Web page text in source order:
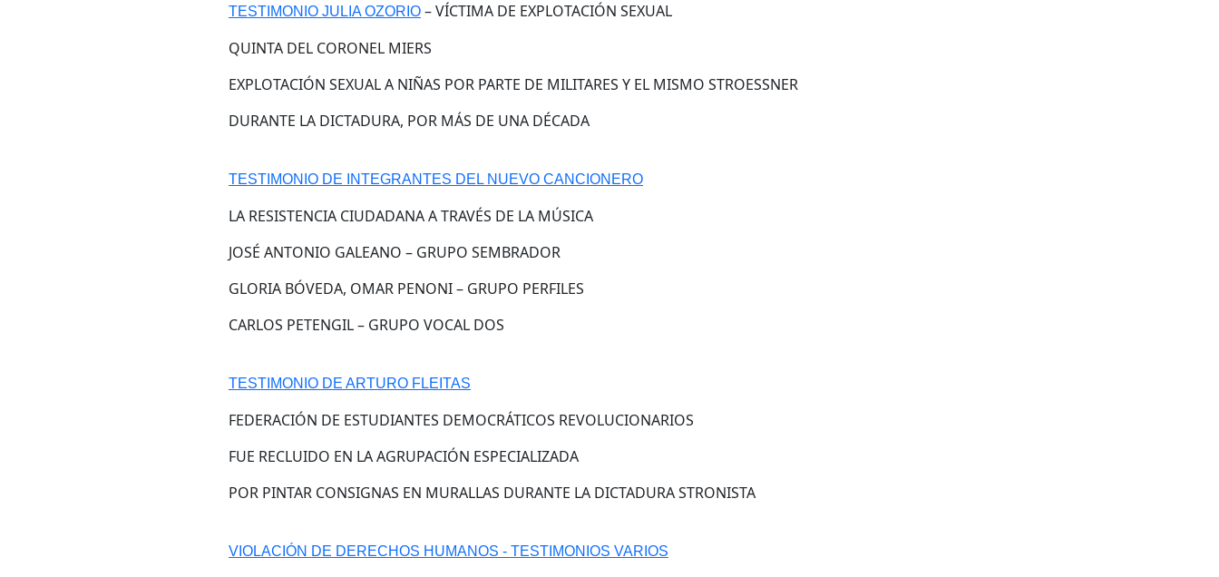
TESTIMONIO JULIA OZORIO – VÍCTIMA DE EXPLOTACIÓN SEXUAL
QUINTA DEL CORONEL MIERS
EXPLOTACIÓN SEXUAL A NIÑAS POR PARTE DE MILITARES Y EL MISMO STROESSNER
DURANTE LA DICTADURA, POR MÁS DE UNA DÉCADA
TESTIMONIO DE INTEGRANTES DEL NUEVO CANCIONERO
LA RESISTENCIA CIUDADANA A TRAVÉS DE LA MÚSICA
JOSÉ ANTONIO GALEANO – GRUPO SEMBRADOR
GLORIA BÓVEDA, OMAR PENONI – GRUPO PERFILES
CARLOS PETENGIL – GRUPO VOCAL DOS
TESTIMONIO DE ARTURO FLEITAS
FEDERACIÓN DE ESTUDIANTES DEMOCRÁTICOS REVOLUCIONARIOS
FUE RECLUIDO EN LA AGRUPACIÓN ESPECIALIZADA
POR PINTAR CONSIGNAS EN MURALLAS DURANTE LA DICTADURA STRONISTA
VIOLACIÓN DE DERECHOS HUMANOS - TESTIMONIOS VARIOS